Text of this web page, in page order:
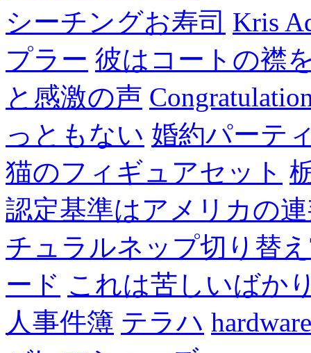
シーチングお寿司 Kris
プラー 彼はコートの襟
と感激の声
っともない 婚約パーテ
猫のフィギュアセット
認定基準はアメリカの
チュラルネップ切り替
ード これは苦しいばか
人事件簿 テラハ